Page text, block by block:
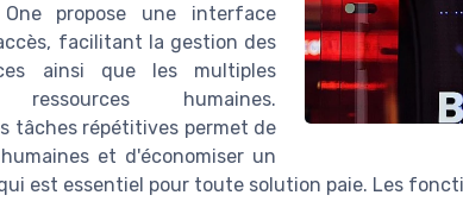
propose une interface
facilitant la gestion des
ainsi que les multiples
humaines.
tâches répétitives permet de
et d'économiser un
est essentiel pour toute solution paie. Les